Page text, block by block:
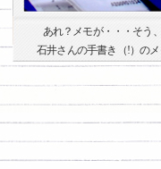
あれ？メモが・・・そう
石井さんの手書き（!）の